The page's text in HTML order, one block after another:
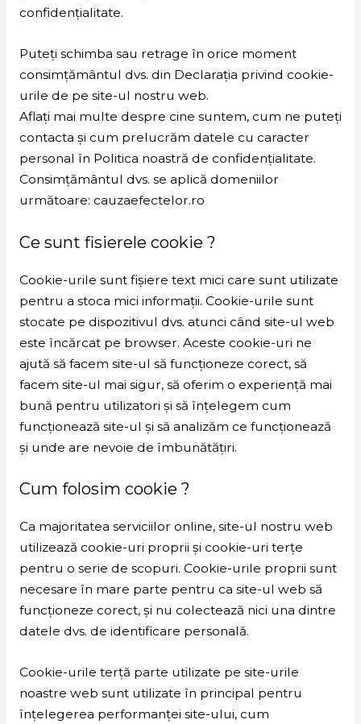
confidențialitate.
Puteți schimba sau retrage în orice moment
consimțământul dvs. din Declarația privind cookie-
urile de pe site-ul nostru web.
Aflați mai multe despre cine suntem, cum ne puteți
contacta și cum prelucrăm datele cu caracter
personal în Politica noastră de confidențialitate.
Consimțământul dvs. se aplică domeniilor
următoare: cauzaefectelor.ro
Ce sunt fisierele cookie ?
Cookie-urile sunt fișiere text mici care sunt utilizate
pentru a stoca mici informații. Cookie-urile sunt
stocate pe dispozitivul dvs. atunci când site-ul web
este încărcat pe browser. Aceste cookie-uri ne
ajută să facem site-ul să funcționeze corect, să
facem site-ul mai sigur, să oferim o experiență mai
bună pentru utilizatori și să înțelegem cum
funcționează site-ul și să analizăm ce funcționează
și unde are nevoie de îmbunătățiri.
Cum folosim cookie ?
Ca majoritatea serviciilor online, site-ul nostru web
utilizează cookie-uri proprii și cookie-uri terțe
pentru o serie de scopuri. Cookie-urile proprii sunt
necesare în mare parte pentru ca site-ul web să
funcționeze corect, și nu colectează nici una dintre
datele dvs. de identificare personală.
Cookie-urile terță parte utilizate pe site-urile
noastre web sunt utilizate în principal pentru
înțelegerea performanței site-ului, cum